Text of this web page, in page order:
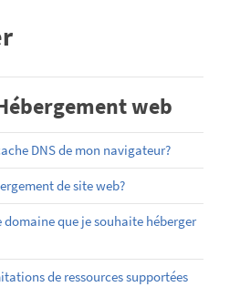
web
DNS de mon navigateur?
de site web?
domaine que je souhaite héberger
de ressources supportées